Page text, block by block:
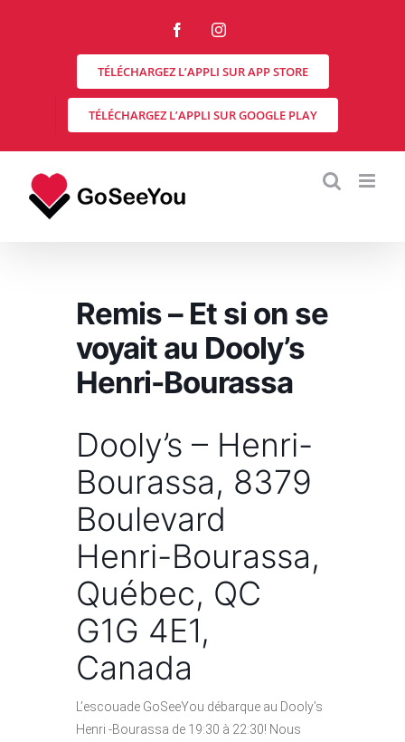
FacebookInstagram
TÉLÉCHARGEZ L’APPLI SUR APP STORE
TÉLÉCHARGEZ L’APPLI SUR GOOGLE PLAY
Remis – Et si on se
voyait au Dooly’s
Henri-Bourassa
Dooly’s – Henri-
Bourassa, 8379
Boulevard
Henri-Bourassa,
Québec, QC
G1G 4E1,
Canada
L’escouade GoSeeYou débarque au Dooly’s
Henri -Bourassa de 19:30 à 22:30! Nous